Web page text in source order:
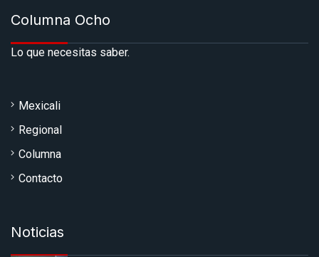
Columna Ocho
Lo que necesitas saber.
Mexicali
Regional
Columna
Contacto
Noticias